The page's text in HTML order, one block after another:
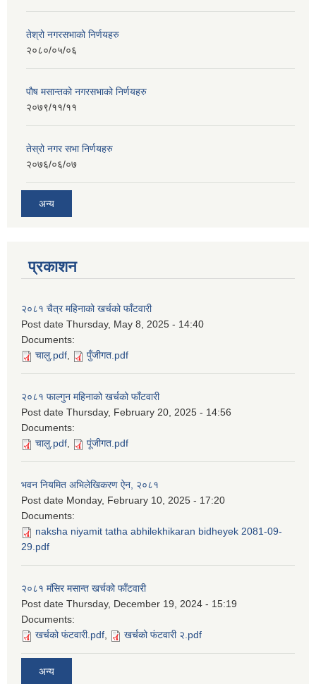
तेश्रो नगरसभाको निर्णयहरु
२०८०/०५/०६
पाैष मसान्तको नगरसभाको निर्णयहरु
२०७९/११/११
तेस्रो नगर सभा निर्णयहरु
२०७६/०६/०७
अन्य
प्रकाशन
२०८१ चैत्र महिनाको खर्चको फाँटवारी
Post date Thursday, May 8, 2025 - 14:40
Documents:
चालु.pdf, पुँजीगत.pdf
२०८१ फाल्गुन महिनाको खर्चको फाँटवारी
Post date Thursday, February 20, 2025 - 14:56
Documents:
चालु.pdf, पूंजीगत.pdf
भवन नियमित अभिलेखिकरण ऐन, २०८१
Post date Monday, February 10, 2025 - 17:20
Documents:
naksha niyamit tatha abhilekhikaran bidheyek 2081-09-
29.pdf
२०८१ मंसिर मसान्त खर्चको फाँटवारी
Post date Thursday, December 19, 2024 - 15:19
Documents:
खर्चको फंटवारी.pdf, खर्चको फंटवारी २.pdf
अन्य